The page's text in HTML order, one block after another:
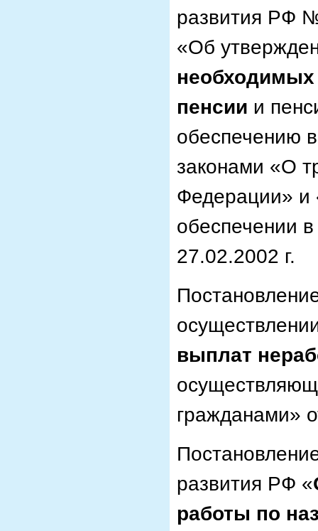
развития РФ
«Об
необходимых
пенсии и
обеспечению
законами «О
Федерации» и
обеспечении
27.02.2002 г.
выплат
гражданами»
развития РФ «
работы по